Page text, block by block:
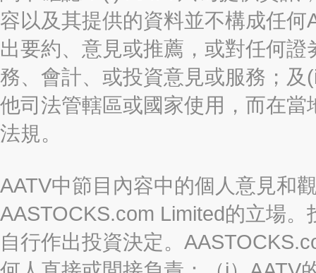
容以及其提供的資料並不構成任
出要約、意見或推薦，或對任何
務、會計、或投資意見或服務；
他司法管轄區或國家使用，而在
法規。
AATV中節目內容中的個人意見和
AASTOCKS.com Limited的立場
自行作出投資決定。